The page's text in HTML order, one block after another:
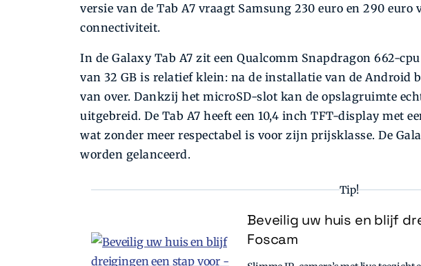
versie van de Tab A7 vraagt Samsung 230 euro en 290 euro
connectiviteit.
In de Galaxy Tab A7 zit een Qualcomm Snapdragon 662-
van 32 GB is relatief klein: na de installatie van de Android
van over. Dankzij het microSD-slot kan de opslagruimte
uitgebreid. De Tab A7 heeft een 10,4 inch TFT-display met
wat zonder meer respectabel is voor zijn prijsklasse. De
worden gelanceerd.
Tip!
Beveilig uw huis en blijf
Foscam